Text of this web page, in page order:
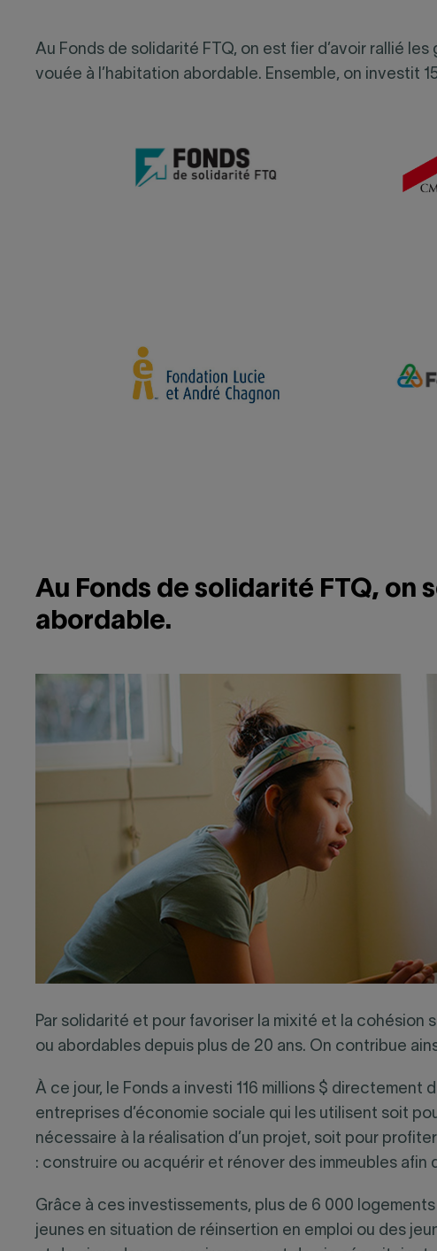
Au Fonds de solidarité FTQ, on est fier d’avoir rallié
vouée à l’habitation abordable. Ensemble, on investit
Au Fonds de solidarité FTQ, on
abordable.
Par solidarité et pour favoriser la mixité et la cohésion
ou abordables depuis plus de 20 ans. On contribue
À ce jour, le Fonds a investi 116 millions $
entreprises d’économie sociale qui les utilisent soit
nécessaire à la réalisation d’un projet, soit pour
: construire ou acquérir et rénover des immeubles
Grâce à ces investissements, plus de 6 000
jeunes en situation de réinsertion en emploi ou des